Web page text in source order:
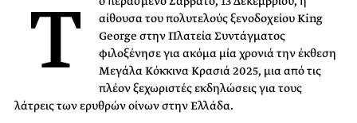
Τ
αίθουσα του πολυτελούς ξενοδοχείου King
George στην Πλατεία Συντάγματος
φιλοξένησε για ακόμα μία χρονιά την έκθεση
Μεγάλα Κόκκινα Κρασιά 2025, μια από τις
πλέον ξεχωριστές εκδηλώσεις για τους
λάτρεις των ερυθρών οίνων στην Ελλάδα.